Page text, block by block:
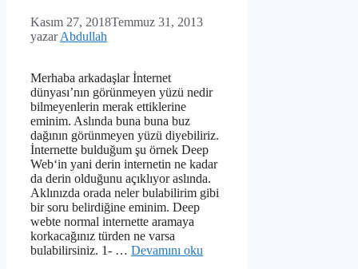
Kasım 27, 2018Temmuz 31, 2013
yazarAbdullah
Merhaba arkadaşlar İnternet
dünyası’nın görünmeyen yüzü nedir
bilmeyenlerin merak ettiklerine
eminim. Aslında buna buna buz
dağının görünmeyen yüzü diyebiliriz.
İnternette bulduğum şu örnek Deep
Web‘in yani derin internetin ne kadar
da derin olduğunu açıklıyor aslında.
Aklınızda orada neler bulabilirim gibi
bir soru belirdiğine eminim. Deep
webte normal internette aramaya
korkacağınız türden ne varsa
bulabilirsiniz. 1- … Devamını oku